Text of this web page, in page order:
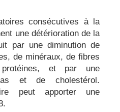
consécutives à la
une détérioration de la
par une diminution de
de minéraux, de fibres
et par une
et de cholestérol.
peut apporter une